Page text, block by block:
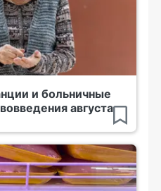
и больничные
августа